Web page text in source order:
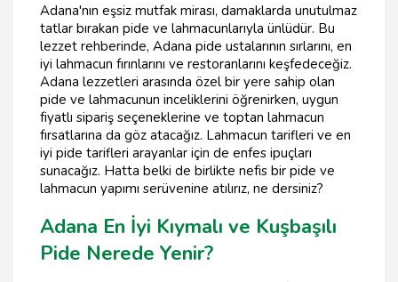
Adana'nın eşsiz mutfak mirası, damaklarda unutulmaz
tatlar bırakan pide ve lahmacunlarıyla ünlüdür. Bu
lezzet rehberinde, Adana pide ustalarının sırlarını, en
iyi lahmacun fırınlarını ve restoranlarını keşfedeceğiz.
Adana lezzetleri arasında özel bir yere sahip olan
pide ve lahmacunun inceliklerini öğrenirken, uygun
fiyatlı sipariş seçeneklerine ve toptan lahmacun
fırsatlarına da göz atacağız. Lahmacun tarifleri ve en
iyi pide tarifleri arayanlar için de enfes ipuçları
sunacağız. Hatta belki de birlikte nefis bir pide ve
lahmacun yapımı serüvenine atılırız, ne dersiniz?
Adana En İyi Kıymalı ve Kuşbaşılı
Pide Nerede Yenir?